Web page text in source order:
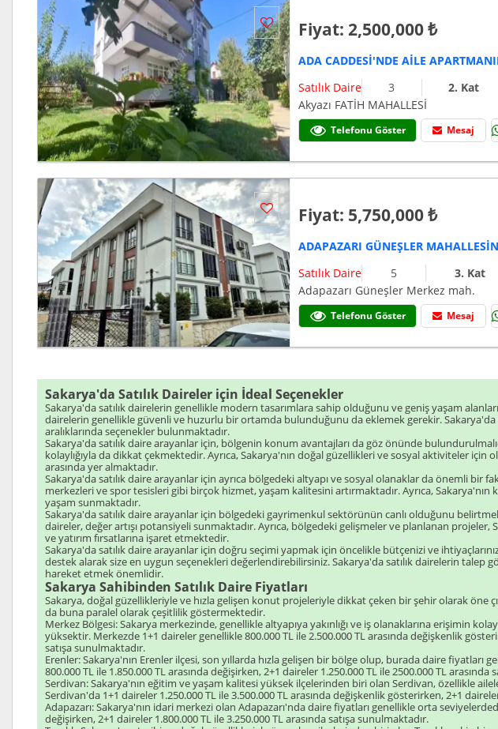
Fiyat: 2,500,000 ₺
Satılık Daire 3 2. Kat
Akyazı FATİH MAHALLESİ
Telefonu Göster Mesaj
Fiyat: 5,750,000 ₺
Satılık Daire 5 3. Kat
Adapazarı Güneşler Merkez mah.
Telefonu Göster Mesaj
Sakarya'da Satılık Daireler için İdeal Seçenekler
Sakarya'da satılık dairelerin genellikle modern tasarımlara sahip olduğunu ve geniş yaşam
dairelerin genellikle güvenli ve huzurlu bir ortamda bulunduğunu da eklemek gerekir.
aralıklarında seçenekler bulunmaktadır.
Sakarya'da satılık daire arayanlar için, bölgenin konum avantajları da göz önünde
kolaylığıyla da dikkat çekmektedir. Ayrıca, Sakarya'nın doğal güzellikleri ve sosyal aktiviteler için
arasında yer almaktadır.
Sakarya'da satılık daire arayanlar için ayrıca bölgedeki altyapı ve sosyal olanaklar da önemli bir
merkezleri ve spor tesisleri gibi birçok hizmet, yaşam kalitesini artırmaktadır. Ayrıca,
yaşam sunmaktadır.
Sakarya'da satılık daire arayanlar için bölgedeki gayrimenkul sektörünün canlı olduğunu
daireler, değer artışı potansiyeli sunmaktadır. Ayrıca, bölgedeki gelişmeler ve planlanan projeler,
ve yatırım fırsatlarına işaret etmektedir.
Sakarya'da satılık daire arayanlar için doğru seçimi yapmak için öncelikle bütçenizi ve
destek alarak size en uygun seçenekleri değerlendirebilirsiniz. Sakarya'da satılık dairelerin talep
hareket etmek önemlidir.
Sakarya Sahibinden Satılık Daire Fiyatları
Sakarya, doğal güzellikleriyle ve hızla gelişen konut projeleriyle dikkat çeken bir şehir olarak öne
da buna paralel olarak çeşitlilik göstermektedir.
Merkez Bölgesi: Sakarya merkezinde, genellikle altyapıya yakınlığı ve iş olanaklarına erişimin
yüksektir. Merkezde 1+1 daireler genellikle 800.000 TL ile 2.500.000 TL arasında değişkenlik
satışa sunulmaktadır.
Erenler: Sakarya'nın Erenler ilçesi, son yıllarda hızla gelişen bir bölge olup, burada daire fiyatları
800.000 TL ile 1.850.000 TL arasında değişirken, 2+1 daireler 1.250.000 TL ile 2500.000 TL arasında
Serdivan: Sakarya'nın eğitim ve yaşam kalitesi yüksek ilçelerinden biri olan Serdivan, özellikle
Serdivan'da 1+1 daireler 1.250.000 TL ile 3.500.000 TL arasında değişkenlik gösterirken, 2+1
Adapazarı: Sakarya'nın idari merkezi olan Adapazarı'nda daire fiyatları genellikle orta
değişirken, 2+1 daireler 1.800.000 TL ile 3.250.000 TL arasında satışa sunulmaktadır.